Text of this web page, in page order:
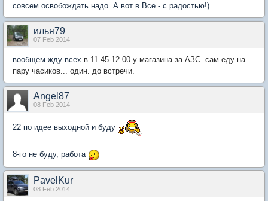
совсем освобождать надо. А вот в Все - с радостью!)
илья79
07 Feb 2014
вообщем жду всех в 11.45-12.00 у магазина за АЗС. сам еду на
пару часиков... один. до встречи.
Angel87
08 Feb 2014
22 по идее выходной и буду
8-го не буду, работа
PavelKur
08 Feb 2014